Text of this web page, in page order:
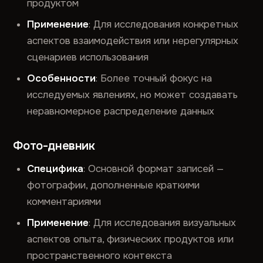
продуктом
Применение: Для исследования конкретных
аспектов взаимодействия или нерегулярных
сценариев использования
Особенности: Более точный фокус на
исследуемых явлениях, но может создавать
неравномерное распределение данных
Фото-дневник
Специфика: Основной формат записей —
фотографии, дополненные краткими
комментариями
Применение: Для исследования визуальных
аспектов опыта, физических продуктов или
пространственного контекста